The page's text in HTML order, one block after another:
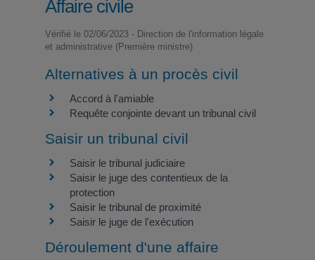
Affaire civile
Vérifié le 02/06/2023 - Direction de l'information légale
et administrative (Première ministre)
Alternatives à un procès civil
Accord à l'amiable
Requête conjointe devant un tribunal civil
Saisir un tribunal civil
Saisir le tribunal judiciaire
Saisir le juge des contentieux de la
protection
Saisir le tribunal de proximité
Saisir le juge de l'exécution
Déroulement d'une affaire